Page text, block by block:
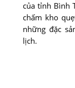
của tỉnh Bình
chấm kho
những đặc
lịch.